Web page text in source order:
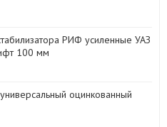
РИФ усиленные УАЗ
100 мм
оцинкованный